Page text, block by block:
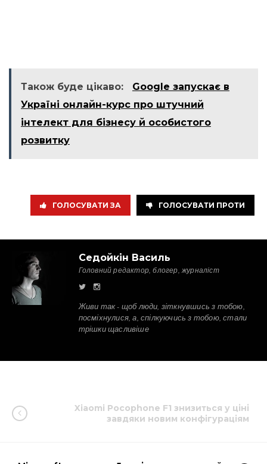
Також буде цікаво:
Google запускає в
Україні онлайн-курс про штучний
інтелект для бізнесу й особистого
розвитку
ГОЛОСУВАТИ ЗА ГОЛОСУВАТИ ПРОТИ
Седойкін Василь
Головний редактор, блогер, журналіст
Живи так - щоб люди, зіткнувшись з тобою,
посміхнулися, а, спілкуючись з тобою, стали
трішки щасливіше
Xiaomi Pocophone F1 знизиться у ціні
завдяки новим конфігураціям